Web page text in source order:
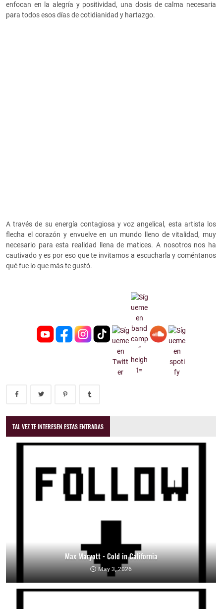
enfocan en la alegría y positividad, una dosis de calma necesaria
para todos esos días de cotidianidad y hartazgo.
A través de su energía contagiosa y voz angelical, esta artista los
flecha el corazón y envuelve en un mundo lleno de vitalidad, muy
necesario para esta realidad llena de matices. A nosotros nos ha
cautivado y es por eso que te invitamos a escucharla y coméntanos
qué fue lo que más te gustó.
TAL VEZ TE INTERESEN ESTAS ENTRADAS
Max Maryott - Cold in California
May 3, 2026